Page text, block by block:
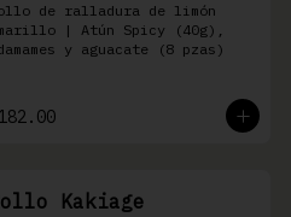
de ralladura de limón
| Atún Spicy (40g),
y aguacate (8 pzas)
Kakiage